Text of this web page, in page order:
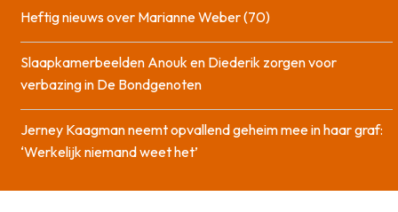
Heftig nieuws over Marianne Weber (70)
Slaapkamerbeelden Anouk en Diederik zorgen voor
verbazing in De Bondgenoten
Jerney Kaagman neemt opvallend geheim mee in haar graf:
‘Werkelijk niemand weet het’